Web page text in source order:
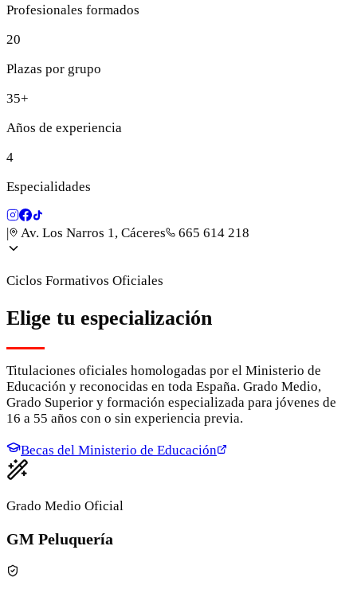
Profesionales formados
20
Plazas por grupo
35+
Años de experiencia
4
Especialidades
Av. Los Narros 1, Cáceres 665 614 218
Ciclos Formativos Oficiales
Elige tu especialización
Titulaciones oficiales homologadas por el Ministerio de
Educación y reconocidas en toda España. Grado Medio,
Grado Superior y formación especializada para jóvenes de
16 a 55 años con o sin experiencia previa.
Becas del Ministerio de Educación
Grado Medio Oficial
GM Peluquería